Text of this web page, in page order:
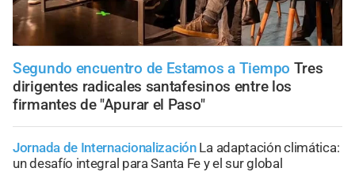
Segundo encuentro de Estamos a Tiempo Tres
dirigentes radicales santafesinos entre los
firmantes de "Apurar el Paso"
Jornada de Internacionalización La adaptación climática:
un desafío integral para Santa Fe y el sur global